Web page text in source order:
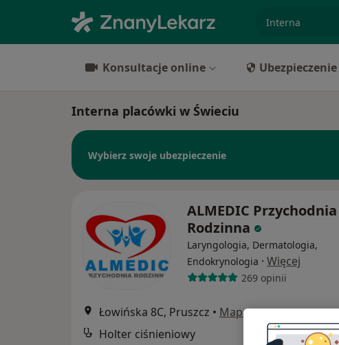
specjalizacja,
Konsultacje online Ubezpieczenie
Interna placówki w Świeciu
Wybierz swoje ubezpieczenie
ALMEDIC Przychodnia
Rodzinna
Laryngologia, Dermatologia,
Endokrynologia · Więcej
269 opinii
Łowińska 8C, Pruszcz • Mapa
Holter ciśnieniowy
100